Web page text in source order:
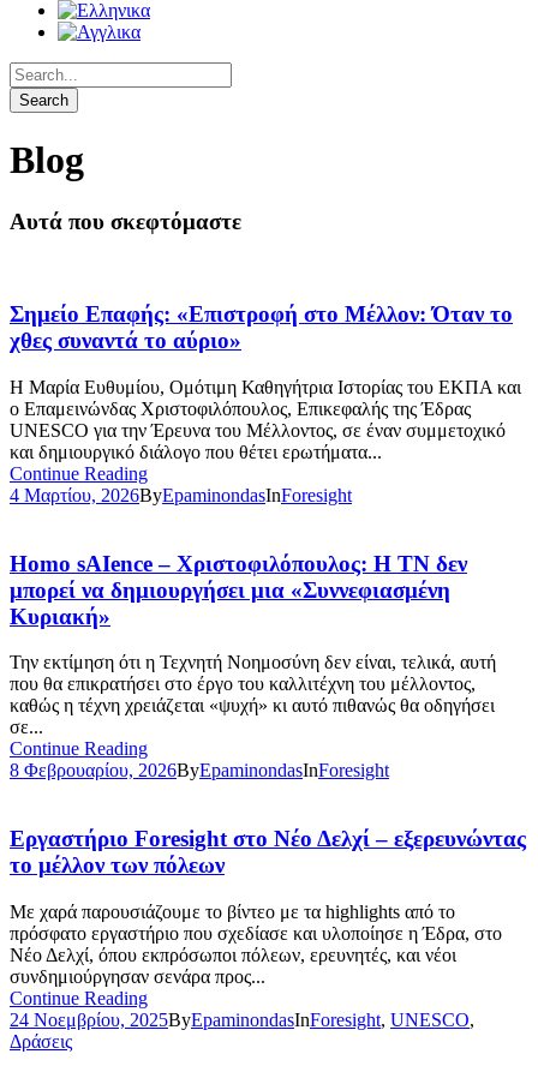
Blog
Αυτά που σκεφτόμαστε
Σημείο Επαφής: «Επιστροφή στο Μέλλον: Όταν το
χθες συναντά το αύριο»
Η Μαρία Ευθυμίου, Ομότιμη Καθηγήτρια Ιστορίας του ΕΚΠΑ και
ο Επαμεινώνδας Χριστοφιλόπουλος, Επικεφαλής της Έδρας
UNESCO για την Έρευνα του Μέλλοντος, σε έναν συμμετοχικό
και δημιουργικό διάλογο που θέτει ερωτήματα...
Continue Reading
4 Μαρτίου, 2026ByEpaminondasInForesight
Homo sAIence – Χριστοφιλόπουλος: Η ΤΝ δεν
μπορεί να δημιουργήσει μια «Συννεφιασμένη
Κυριακή»
Την εκτίμηση ότι η Τεχνητή Νοημοσύνη δεν είναι, τελικά, αυτή
που θα επικρατήσει στο έργο του καλλιτέχνη του μέλλοντος,
καθώς η τέχνη χρειάζεται «ψυχή» κι αυτό πιθανώς θα οδηγήσει
σε...
Continue Reading
8 Φεβρουαρίου, 2026ByEpaminondasInForesight
Εργαστήριο Foresight στο Νέο Δελχί – εξερευνώντας
το μέλλον των πόλεων
Με χαρά παρουσιάζουμε το βίντεο με τα highlights από το
πρόσφατο εργαστήριο που σχεδίασε και υλοποίησε η Έδρα, στο
Νέο Δελχί, όπου εκπρόσωποι πόλεων, ερευνητές, και νέοι
συνδημιούργησαν σενάρα προς...
Continue Reading
24 Νοεμβρίου, 2025ByEpaminondasInForesight, UNESCO,
Δράσεις